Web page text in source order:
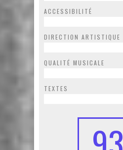
ACCESSIBILITÉ
DIRECTION ARTISTIQUE
QUALITÉ MUSICALE
TEXTES